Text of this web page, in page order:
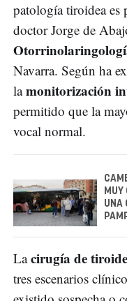
patología tiroidea es
doctor Jorge de
Navarra. Según ha
lamonitorización
permitido que la
vocal normal.
MUY
UNA
Lacirugía de
tres escenarios